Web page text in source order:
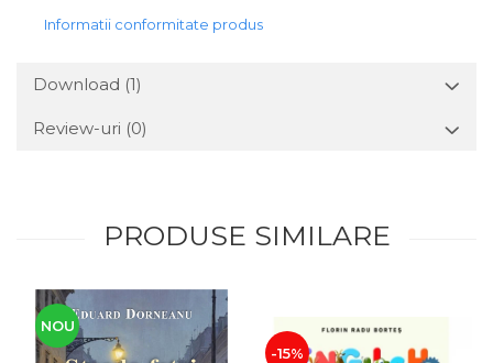
Informatii conformitate produs
Download (1)
Review-uri (0)
PRODUSE SIMILARE
NOU
-15%